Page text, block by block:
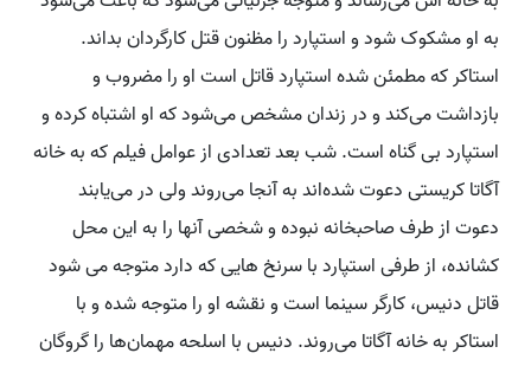
به او مشکوک شود و استپارد را مظنون قتل کارگردان بداند.
استاکر که مطمئن شده استپارد قاتل است او را مضروب و
بازداشت می‌کند و در زندان مشخص می‌شود که او اشتباه کرده و
استپارد بی گناه است. شب بعد تعدادی از عوامل فیلم که به خانه
آگاتا کریستی دعوت شده‌اند به آنجا می‌روند ولی در می‌یابند
دعوت از طرف صاحبخانه نبوده و شخصی آنها را به این محل
کشانده، از طرفی استپارد با سرنخ هایی که دارد متوجه می شود
قاتل دنیس، کارگر سینما است و نقشه او را متوجه شده و با
استاکر به خانه آگاتا می‌روند. دنیس با اسلحه مهمان‌ها را گروگان